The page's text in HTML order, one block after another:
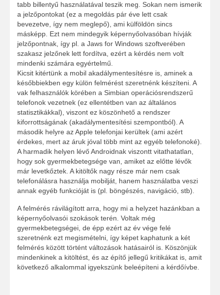
tabb billentyű használatával teszik meg. Sokan nem ismerik
a jelzőpontokat (ez a megoldás pár éve lett csak
bevezetve, így nem meglepő), ami külföldön sincs
másképp. Ezt nem mindegyik képernyőolvasóban hívják
jelzőpontnak, így pl. a Jaws for Windows szoftverében
szakasz jelzőnek lett fordítva, ezért a kérdés nem volt
mindenki számára egyértelmű.
Kicsit kitértünk a mobil akadálymentesítésre is, aminek a
későbbiekben egy külön felmérést szeretnénk készíteni. A
vak felhasználók körében a Simbian operációsrendszerű
telefonok vezetnek (ez ellentétben van az általános
statisztikákkal), viszont ez köszönhető a rendszer
kiforrottságának (akadálymentesítési szempontból). A
második helyre az Apple telefonjai kerültek (ami azért
érdekes, mert az áruk jóval több mint az egyéb telefonoké).
A harmadik helyen lévő Androidnak viszontt vitathatatlan,
hogy sok gyermekbetegsége van, amiket az előtte lévők
már levetkőztek. A kitöltők nagy része már nem csak
telefonálásra használja mobilját, hanem használatba veszi
annak egyéb funkcióját is (pl. böngészés, navigáció, stb).
A felmérés rávilágított arra, hogy mi a helyzet hazánkban a
képernyőolvasói szokások terén. Voltak még
gyermekbetegségei, de épp ezért az év vége felé
szeretnénk ezt megismételni, így képet kaphatunk a két
felmérés között történt változások hatásairól is. Köszönjük
mindenkinek a kitöltést, és az építő jellegű kritikákat is, amit
következő alkalommal igyekszünk beleépíteni a kérdőívbe.